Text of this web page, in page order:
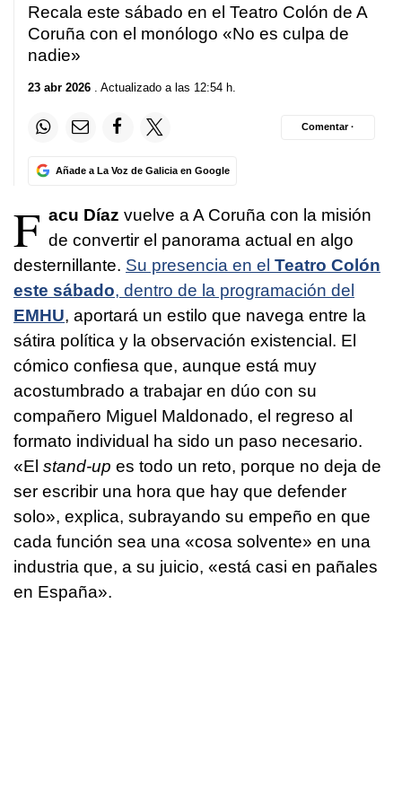
Recala este sábado en el Teatro Colón de A
Coruña con el monólogo «No es culpa de
nadie»
23 abr 2026 . Actualizado a las 12:54 h.
Añade a La Voz de Galicia en Google
Comentar ·
F acu Díaz vuelve a A Coruña con la misión
de convertir el panorama actual en algo
desternillante. Su presencia en el Teatro Colón
este sábado, dentro de la programación del
EMHU, aportará un estilo que navega entre la
sátira política y la observación existencial. El
cómico confiesa que, aunque está muy
acostumbrado a trabajar en dúo con su
compañero Miguel Maldonado, el regreso al
formato individual ha sido un paso necesario.
«El stand-up es todo un reto, porque no deja de
ser escribir una hora que hay que defender
solo», explica, subrayando su empeño en que
cada función sea una «cosa solvente» en una
industria que, a su juicio, «está casi en pañales
en España».